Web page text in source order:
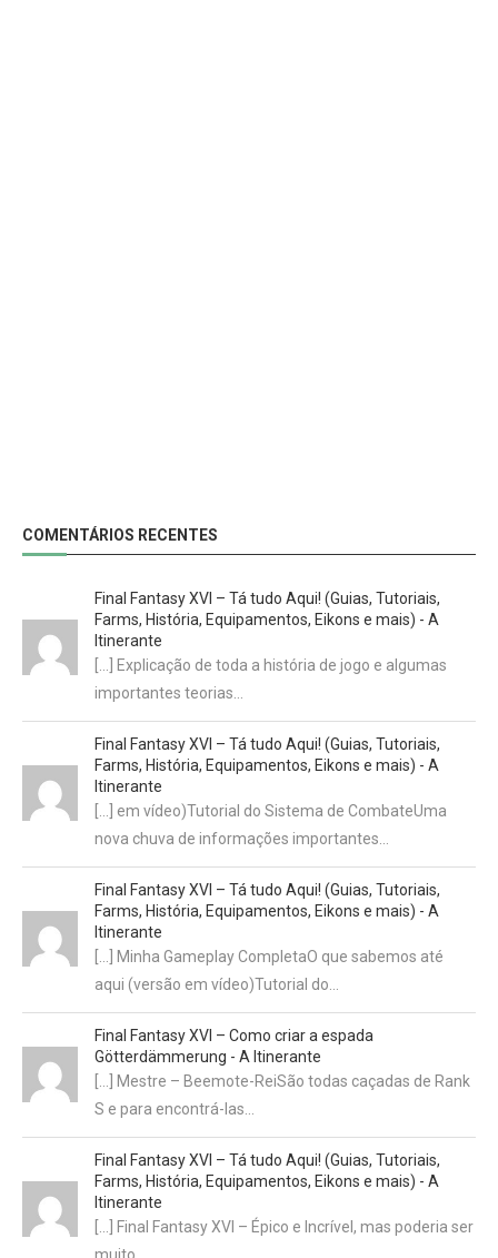
COMENTÁRIOS RECENTES
Final Fantasy XVI – Tá tudo Aqui! (Guias, Tutoriais,
Farms, História, Equipamentos, Eikons e mais) - A
Itinerante
[…] Explicação de toda a história de jogo e algumas
importantes teorias…
Final Fantasy XVI – Tá tudo Aqui! (Guias, Tutoriais,
Farms, História, Equipamentos, Eikons e mais) - A
Itinerante
[…] em vídeo)Tutorial do Sistema de CombateUma
nova chuva de informações importantes…
Final Fantasy XVI – Tá tudo Aqui! (Guias, Tutoriais,
Farms, História, Equipamentos, Eikons e mais) - A
Itinerante
[…] Minha Gameplay CompletaO que sabemos até
aqui (versão em vídeo)Tutorial do…
Final Fantasy XVI – Como criar a espada
Götterdämmerung - A Itinerante
[…] Mestre – Beemote-ReiSão todas caçadas de Rank
S e para encontrá-las…
Final Fantasy XVI – Tá tudo Aqui! (Guias, Tutoriais,
Farms, História, Equipamentos, Eikons e mais) - A
Itinerante
[…] Final Fantasy XVI – Épico e Incrível, mas poderia ser
muito…